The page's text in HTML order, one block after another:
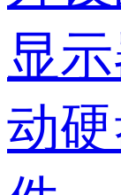
显
动